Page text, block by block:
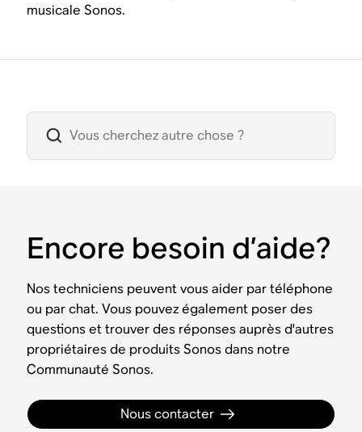
musicale Sonos.
Encore besoin d’aide?
Nos techniciens peuvent vous aider par téléphone
ou par chat. Vous pouvez également poser des
questions et trouver des réponses auprès d'autres
propriétaires de produits Sonos dans notre
Communauté Sonos.
Nous contacter